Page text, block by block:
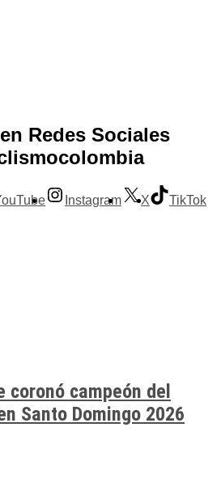
Redes Sociales
Instagram X
TikTok
coronó campeón del
Santo Domingo 2026